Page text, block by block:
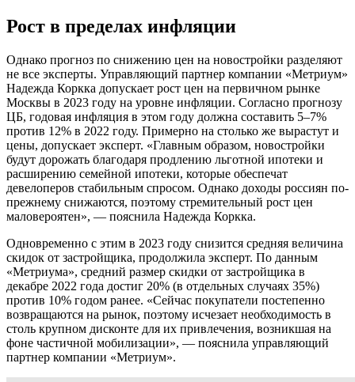
Рост в пределах инфляции
Однако прогноз по снижению цен на новостройки разделяют
не все эксперты. Управляющий партнер компании «Метриум»
Надежда Коркка допускает рост цен на первичном рынке
Москвы в 2023 году на уровне инфляции. Согласно прогнозу
ЦБ, годовая инфляция в этом году должна составить 5–7%
против 12% в 2022 году. Примерно на столько же вырастут и
цены, допускает эксперт. «Главным образом, новостройки
будут дорожать благодаря продлению льготной ипотеки и
расширению семейной ипотеки, которые обеспечат
девелоперов стабильным спросом. Однако доходы россиян по-
прежнему снижаются, поэтому стремительный рост цен
маловероятен», — пояснила Надежда Коркка.
Одновременно с этим в 2023 году снизится средняя величина
скидок от застройщика, продолжила эксперт. По данным
«Метриума», средний размер скидки от застройщика в
декабре 2022 года достиг 20% (в отдельных случаях 35%)
против 10% годом ранее. «Сейчас покупатели постепенно
возвращаются на рынок, поэтому исчезает необходимость в
столь крупном дисконте для их привлечения, возникшая на
фоне частичной мобилизации», — пояснила управляющий
партнер компании «Метриум».